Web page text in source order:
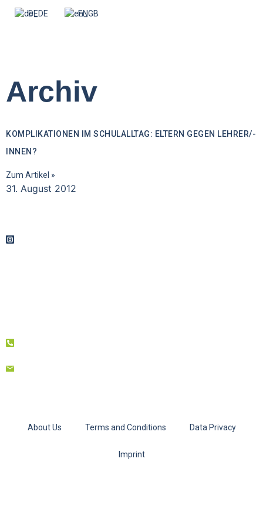
DE EN
Archiv
KOMPLIKATIONEN IM SCHULALLTAG: ELTERN GEGEN LEHRER/-
INNEN?
Zum Artikel »
31. August 2012
About Us Terms and Conditions Data Privacy
Imprint